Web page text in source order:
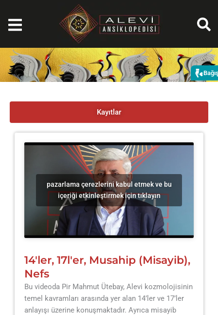
atla
Kayıtlar
pazarlama çerezlerini kabul etmek ve bu
içeriği etkinleştirmek için tıklayın
14'ler, 17l'er, Musahip (Misayib),
Nefs
Bu videoda Pir Mahmut Ütebay, Alevi kozmolojisinin
temel kavramları arasında yer alan 14’ler ve 17’ler
anlayışı üzerine konuşmaktadır. Ayrıca misayib